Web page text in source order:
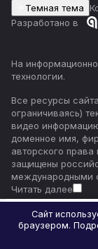
Главная Каталог
Темная тема
Разработано в
На
технологии.
Все ресурсы
ограничиваясь)
видео
доменное имя,
авторского права
защищены
международными
Читать далее
Сайт
браузером.